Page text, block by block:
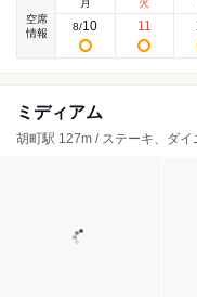
空席
情報
月
8/10
火
11
ミディアム
胡町駅 127m / ステーキ、ダイ